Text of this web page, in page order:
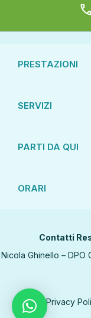
PRESTAZIONI
SERVIZI
PARTI DA QUI
ORARI
Contatti
Nicola Ghinello – DPO
Privacy